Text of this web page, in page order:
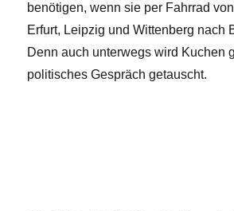
benötigen, wenn sie per Fahrrad
Erfurt, Leipzig und Wittenberg nach
Denn auch unterwegs wird Kuchen
politisches Gespräch getauscht.